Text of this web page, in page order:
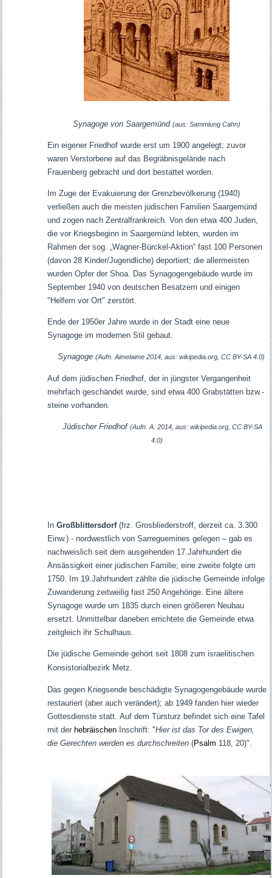
Synagoge von Saargemünd(aus: Sammlung Cahn)
Ein eigener Friedhof wurde erst um 1900 angelegt; zuvor
waren Verstorbene auf das Begräbnisgelände nach
Frauenberg gebracht und dort bestattet worden.
Im Zuge der Evakuierung der Grenzbevölkerung (1940)
verließen auch die meisten jüdischen Familien Saargemünd
und zogen nach Zentralfrankreich. Von den etwa 400 Juden,
die vor Kriegsbeginn in Saargemünd lebten, wurden im
Rahmen der sog. „Wagner-Bürckel-Aktion“ fast 100 Personen
(davon 28 Kinder/Jugendliche) deportiert; die allermeisten
wurden Opfer der Shoa. Das Synagogengebäude wurde im
September 1940 von deutschen Besatzern und einigen
"Helfern vor Ort" zerstört.
Ende der 1950er Jahre wurde in der Stadt eine neue
Synagoge im modernen Stil gebaut.
Synagoge (Aufn. Aimelaime 2014, aus: wikipedia.org, CC BY-SA 4.0)
Auf dem jüdischen Friedhof, der in jüngster Vergangenheit
mehrfach geschändet wurde, sind etwa 400 Grabstätten bzw.-
steine vorhanden.
Jüdischer Friedhof (Aufn. A. 2014, aus: wikipedia.org, CC BY-SA
4.0)
In Großblittersdorf (frz. Grosbliederstroff, derzeit ca. 3.300
Einw.) - nordwestlich von Sarreguemines gelegen – gab es
nachweislich seit dem ausgehenden 17.Jahrhundert die
Ansässigkeit einer jüdischen Familie; eine zweite folgte um
1750. Im 19.Jahrhundert zählte die jüdische Gemeinde infolge
Zuwanderung zeitweilig fast 250 Angehörige. Eine ältere
Synagoge wurde um 1835 durch einen größeren Neubau
ersetzt. Unmittelbar daneben errichtete die Gemeinde etwa
zeitgleich ihr Schulhaus.
Die jüdische Gemeinde gehört seit 1808 zum israelitischen
Konsistorialbezirk Metz.
Das gegen Kriegsende beschädigte Synagogengebäude wurde
restauriert (aber auch verändert); ab 1949 fanden hier wieder
Gottesdienste statt. Auf dem Türsturz befindet sich eine Tafel
mit der hebräischenInschrift: "Hier ist das Tor des Ewigen,
die Gerechten werden es durchschreiten(Psalm 118, 20)".